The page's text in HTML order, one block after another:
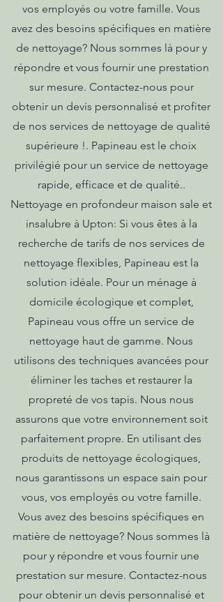
vos employés ou votre famille. Vous
avez des besoins spécifiques en matière
de nettoyage? Nous sommes là pour y
répondre et vous fournir une prestation
sur mesure. Contactez-nous pour
obtenir un devis personnalisé et profiter
de nos services de nettoyage de qualité
supérieure !. Papineau est le choix
privilégié pour un service de nettoyage
rapide, efficace et de qualité..
Nettoyage en profondeur maison sale et
insalubre à Upton: Si vous êtes à la
recherche de tarifs de nos services de
nettoyage flexibles, Papineau est la
solution idéale. Pour un ménage à
domicile écologique et complet,
Papineau vous offre un service de
nettoyage haut de gamme. Nous
utilisons des techniques avancées pour
éliminer les taches et restaurer la
propreté de vos tapis. Nous nous
assurons que votre environnement soit
parfaitement propre. En utilisant des
produits de nettoyage écologiques,
nous garantissons un espace sain pour
vous, vos employés ou votre famille.
Vous avez des besoins spécifiques en
matière de nettoyage? Nous sommes là
pour y répondre et vous fournir une
prestation sur mesure. Contactez-nous
pour obtenir un devis personnalisé et